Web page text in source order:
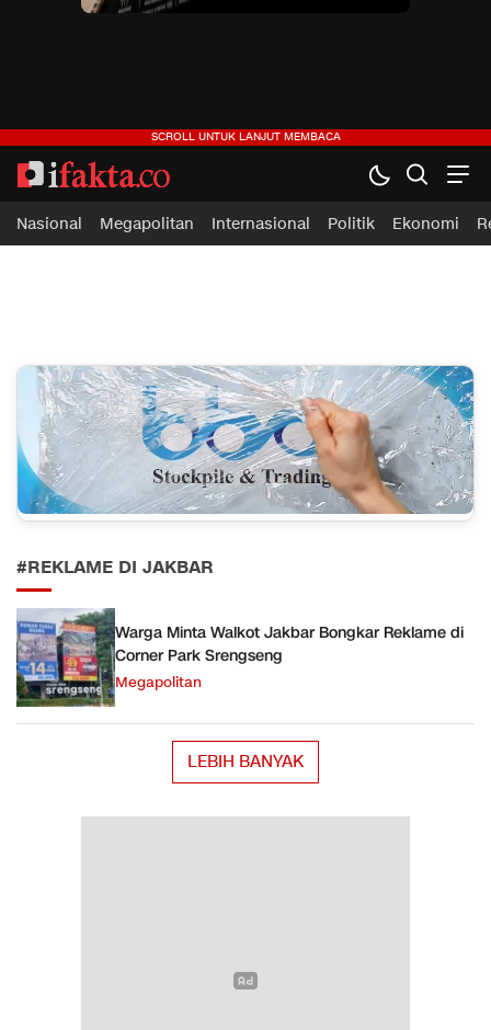
ifakta.co
#pastibenar
Nasional Megapolitan Internasional Politik Ekonomi
#REKLAME DI JAKBAR
Warga Minta Walkot Jakbar Bongkar Reklame di
Corner Park Srengseng
Megapolitan
LEBIH BANYAK